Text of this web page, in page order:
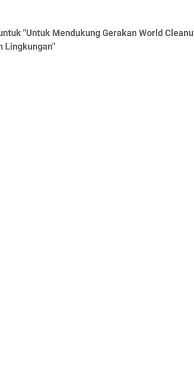
"Untuk Mendukung Gerakan World
Lingkungan"